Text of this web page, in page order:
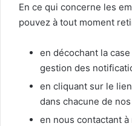
En ce qui concerne les
pouvez à tout moment
en décochant la
gestion des
en cliquant sur le
dans chacune de
en nous contactant